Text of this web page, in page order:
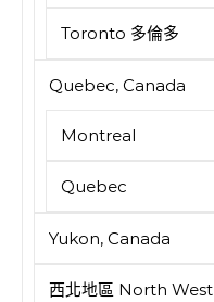
Toronto 多倫多
Quebec, Canada
Montreal
Quebec
Yukon, Canada
西北地區 North West